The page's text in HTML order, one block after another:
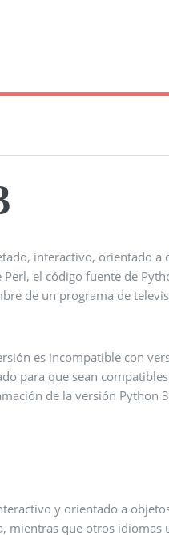
interactivo, orientado a
el código fuente de
de un programa de
es incompatible con
para que sean
de la versión Python
y orientado a
mientras que otros idiomas